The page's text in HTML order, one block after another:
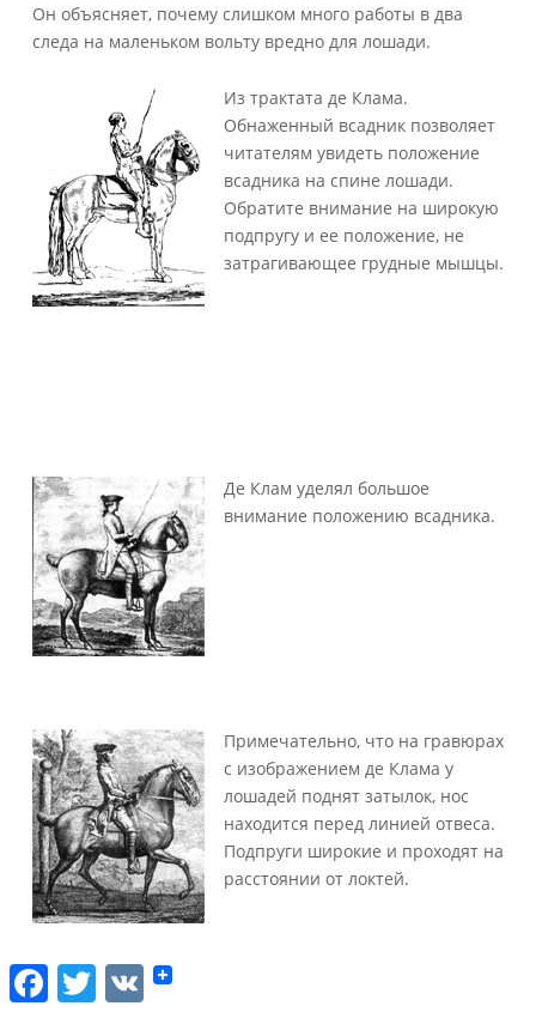
Он объясняет, почему слишком много работы в два
следа на маленьком вольту вредно для лошади.
Из трактата де Клама.
Обнаженный всадник позволяет
читателям увидеть положение
всадника на спине лошади.
Обратите внимание на широкую
подпругу и ее положение, не
затрагивающее грудные мышцы.
Де Клам уделял большое
внимание положению всадника.
Примечательно, что на гравюрах
с изображением де Клама у
лошадей поднят затылок, нос
находится перед линией отвеса.
Подпруги широкие и проходят на
расстоянии от локтей.